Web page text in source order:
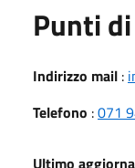
Punti
Indirizzo mail :
Telefono :071
Ultimo